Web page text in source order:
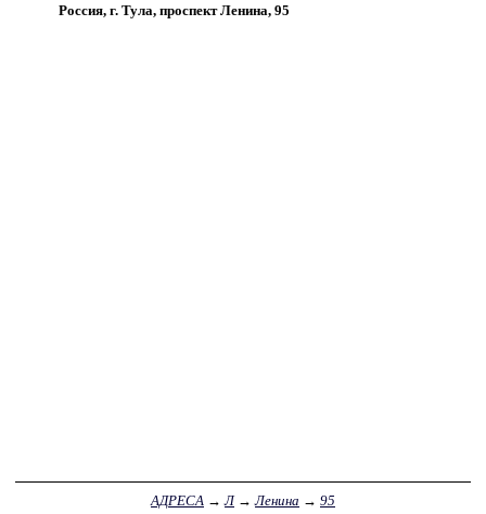
Россия, г. Тула, проспект Ленина, 95
АДРЕСА →Л→Ленина → 95